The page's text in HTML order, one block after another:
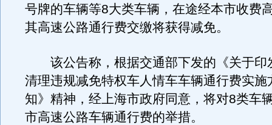
号牌的车辆等8大类车辆，在途经本市收费
其高速公路通行费交缴将获得减免。
该公告称，根据交通部下发的《关于印
清理违规减免特权车人情车车辆通行费实施
知》精神，经上海市政府同意，将对8类车
市高速公路车辆通行费的举措。